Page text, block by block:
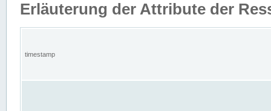
Erläuterung der Attribute der
timestamp